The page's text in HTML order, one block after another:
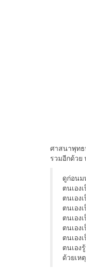
ศาสนาพุท
รวมอีกด้วย
ดูก่อนม
ตนเอง
ตนเอง
ตนเอง
ตนเอง
ตนเอง
ตนเอง
ตนเอง
ด้วยเห